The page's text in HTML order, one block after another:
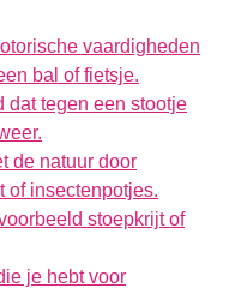
vaardigheden
bal of fietsje.
dat tegen een stootje
de natuur door
of insectenpotjes.
stoepkrijt of
je hebt voor